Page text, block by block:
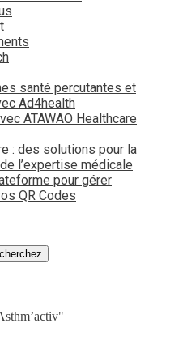
santé percutantes et
Ad4health
ATAWAO Healthcare
: des solutions pour la
l’expertise médicale
pour gérer
QR Codes